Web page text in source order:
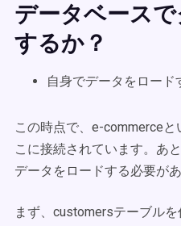
データベース
するか？
自身でデータをロード
この時点で、e-commerce
こに接続されています。あ
データをロードする必要があ
まず、customersテーブルを